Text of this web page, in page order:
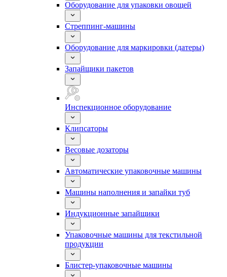
Оборудование для упаковки овощей
Стреппинг-машины
Оборудование для маркировки (датеры)
Запайщики пакетов
Инспекционное оборудование
Клипсаторы
Весовые дозаторы
Автоматические упаковочные машины
Машины наполнения и запайки туб
Индукционные запайщики
Упаковочные машины для текстильной
продукции
Блистер-упаковочные машины